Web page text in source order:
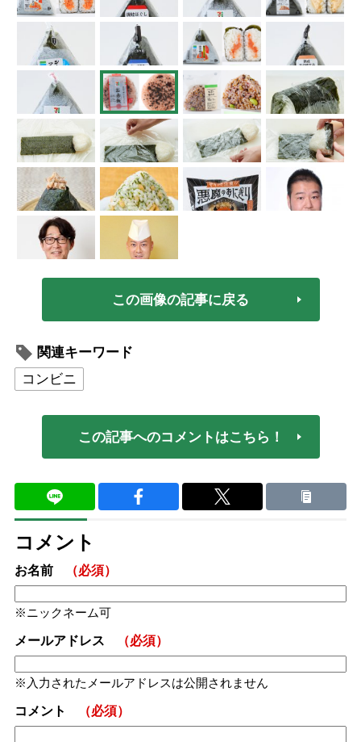
この画像の記事に戻る
関連キーワード
コンビニ
この記事へのコメントはこちら！
コメント
お名前 （必須）
ニックネーム可
メールアドレス （必須）
入力されたメールアドレスは公開されません
コメント （必須）